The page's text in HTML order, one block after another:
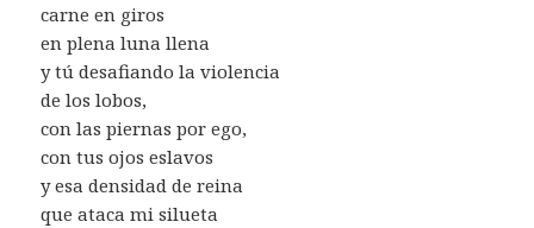
carne en giros
en plena luna llena
y tú desafiando la violencia
de los lobos,
con las piernas por ego,
con tus ojos eslavos
y esa densidad de reina
que ataca mi silueta